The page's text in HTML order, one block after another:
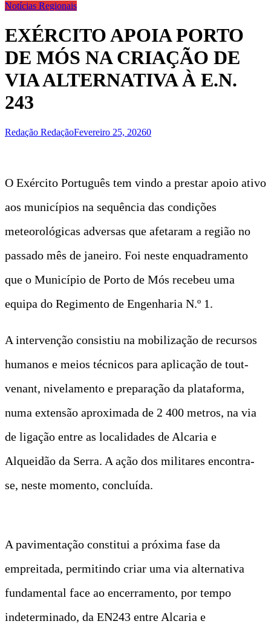
Notícias Regionais
EXÉRCITO APOIA PORTO
DE MÓS NA CRIAÇÃO DE
VIA ALTERNATIVA À E.N.
243
Redação RedaçãoFevereiro 25, 20260
O Exército Português tem vindo a prestar apoio ativo
aos municípios na sequência das condições
meteorológicas adversas que afetaram a região no
passado mês de janeiro. Foi neste enquadramento
que o Município de Porto de Mós recebeu uma
equipa do Regimento de Engenharia N.º 1.
A intervenção consistiu na mobilização de recursos
humanos e meios técnicos para aplicação de tout-
venant, nivelamento e preparação da plataforma,
numa extensão aproximada de 2 400 metros, na via
de ligação entre as localidades de Alcaria e
Alqueidão da Serra. A ação dos militares encontra-
se, neste momento, concluída.
A pavimentação constitui a próxima fase da
empreitada, permitindo criar uma via alternativa
fundamental face ao encerramento, por tempo
indeterminado, da EN243 entre Alcaria e